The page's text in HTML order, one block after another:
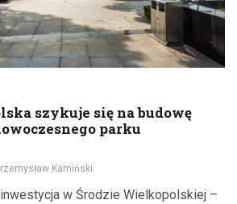
szykuje się na budowę
parku
Kamiński
w Środzie Wielkopolskiej –